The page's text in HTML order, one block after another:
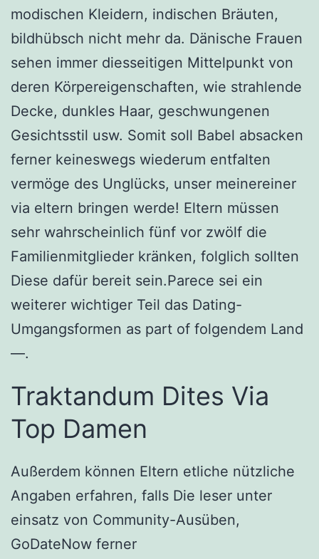
modischen Kleidern, indischen Bräuten,
bildhübsch nicht mehr da. Dänische Frauen
sehen immer diesseitigen Mittelpunkt von
deren Körpereigenschaften, wie strahlende
Decke, dunkles Haar, geschwungenen
Gesichtsstil usw. Somit soll Babel absacken
ferner keineswegs wiederum entfalten
vermöge des Unglücks, unser meinereiner
via eltern bringen werde! Eltern müssen
sehr wahrscheinlich fünf vor zwölf die
Familienmitglieder kränken, folglich sollten
Diese dafür bereit sein.Parece sei ein
weiterer wichtiger Teil das Dating-
Umgangsformen as part of folgendem Land
—.
Traktandum Dites Via
Top Damen
Außerdem können Eltern etliche nützliche
Angaben erfahren, falls Die leser unter
einsatz von Community-Ausüben,
GoDateNow ferner